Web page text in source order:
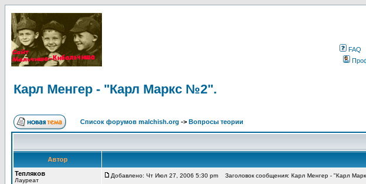
FAQ
Карл Менгер - "Карл Маркс №2".
Список форумов malchish.org -> Вопросы теории
Автор
Тепляков
Лауреат
Добавлено: Чт Июл 27, 2006 5:30 pm Заголовок сообщения: Карл Менгер - "Карл